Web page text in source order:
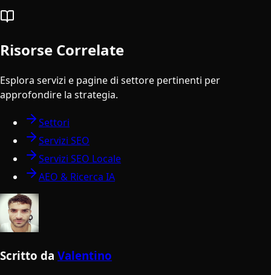
Risorse Correlate
Esplora servizi e pagine di settore pertinenti per
approfondire la strategia.
Settori
Servizi SEO
Servizi SEO Locale
AEO & Ricerca IA
Scritto da Valentino